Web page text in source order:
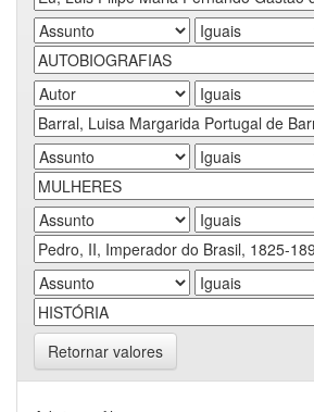
Retornar valores